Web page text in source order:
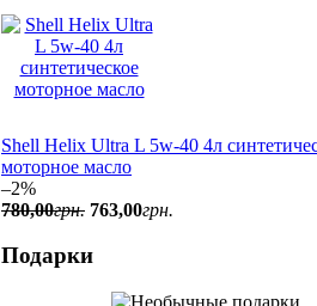
Shell Helix Ultra L 5w-40 4л
моторное масло
–2%
780,00грн. 763,00грн.
Подарки